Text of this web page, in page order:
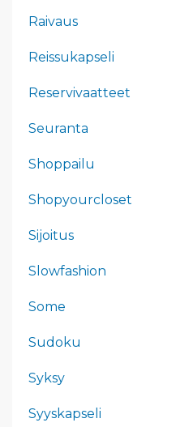
Raivaus
Reissukapseli
Reservivaatteet
Seuranta
Shoppailu
Shopyourcloset
Sijoitus
Slowfashion
Some
Sudoku
Syksy
Syyskapseli